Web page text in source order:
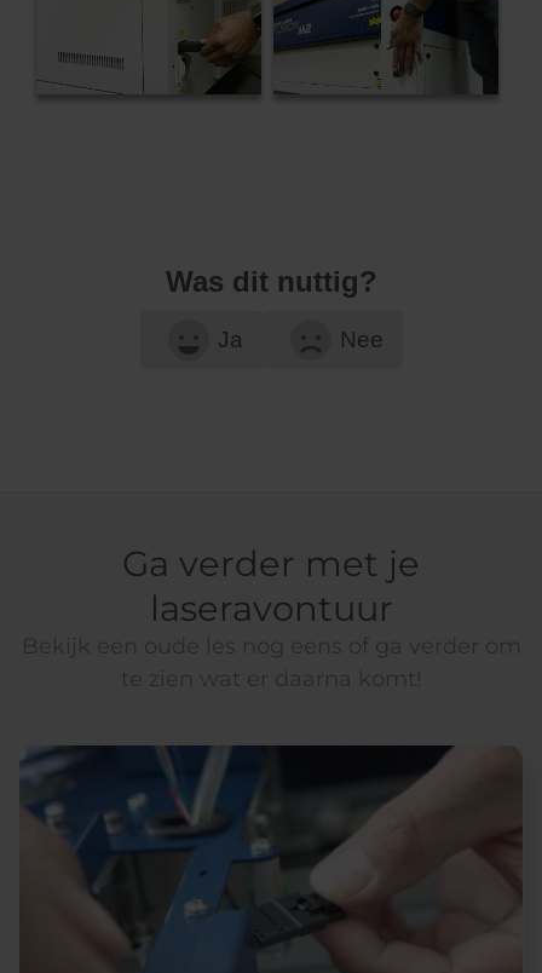
Was dit nuttig?
Ja Nee
Ga verder met je
laseravontuur